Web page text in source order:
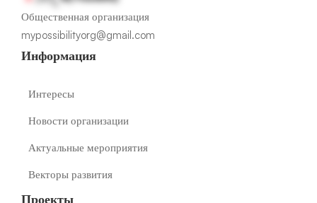
Общественная организация
mypossibilityorg@gmail.com
Информация
Интересы
Новости организации
Актуальные мероприятия
Векторы развития
Проекты